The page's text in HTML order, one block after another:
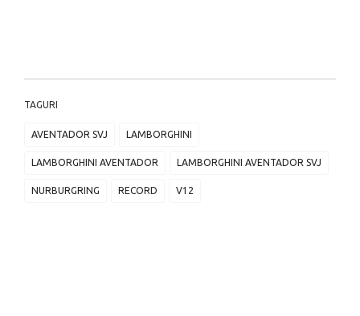
TAGURI
AVENTADOR SVJ LAMBORGHINI
LAMBORGHINI AVENTADOR LAMBORGHINI AVENTADOR SVJ
NURBURGRING RECORD V12